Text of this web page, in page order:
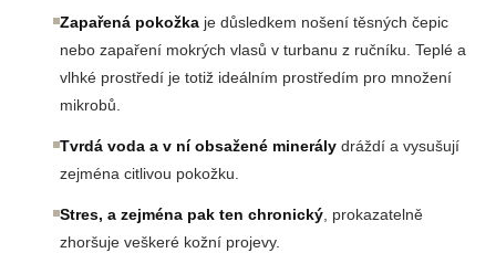
Zapařená pokožka je důsledkem nošení těsných čepic
nebo zapaření mokrých vlasů v turbanu z ručníku. Teplé a
vlhké prostředí je totiž ideálním prostředím pro množení
mikrobů.
Tvrdá voda a v ní obsažené minerály dráždí a vysušují
zejména citlivou pokožku.
Stres, a zejména pak ten chronický, prokazatelně
zhoršuje veškeré kožní projevy.